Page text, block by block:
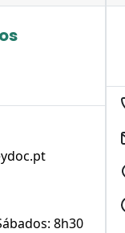
8h30